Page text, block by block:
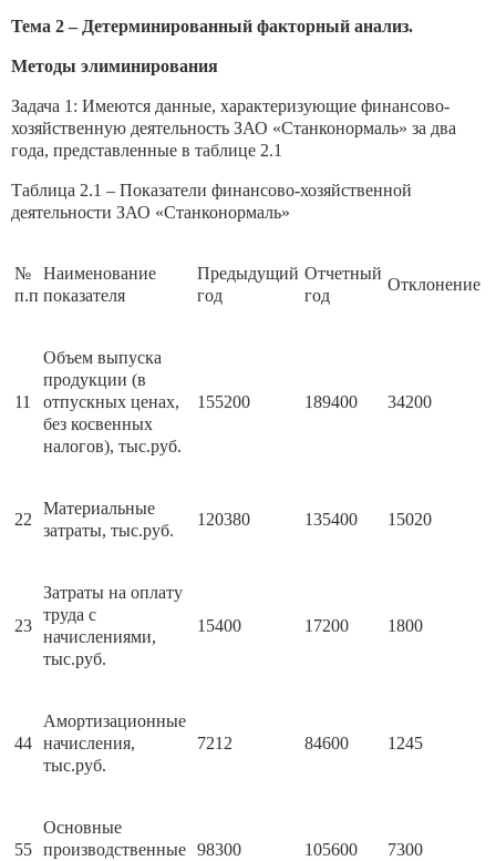
Тема 2 – Детерминированный факторный анализ.
Методы элиминирования
Задача 1: Имеются данные, характеризующие финансово-
хозяйственную деятельность ЗАО «Станконормаль» за два
года, представленные в таблице 2.1
Таблица 2.1 – Показатели финансово-хозяйственной
деятельности ЗАО «Станконормаль»
№
п.п
Наименование
показателя
Предыдущий
год
Отчетный
год
Отклонение
11
Объем выпуска
продукции (в
отпускных ценах,
без косвенных
налогов), тыс.руб.
155200 189400 34200
22
Материальные
затраты, тыс.руб.
120380 135400 15020
23
Затраты на оплату
труда с
начислениями,
тыс.руб.
15400 17200 1800
44
Амортизационные
начисления,
тыс.руб.
7212 84600 1245
55
Основные
производственные 98300 105600 7300